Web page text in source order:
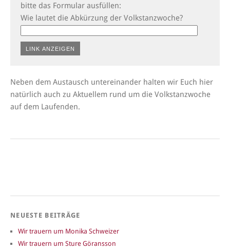
bitte das Formular ausfüllen:
Wie lautet die Abkürzung der Volkstanzwoche?
Neben dem Austausch untereinander halten wir Euch hier
natürlich auch zu Aktuellem rund um die Volkstanzwoche
auf dem Laufenden.
NEUESTE BEITRÄGE
Wir trauern um Monika Schweizer
Wir trauern um Sture Göransson